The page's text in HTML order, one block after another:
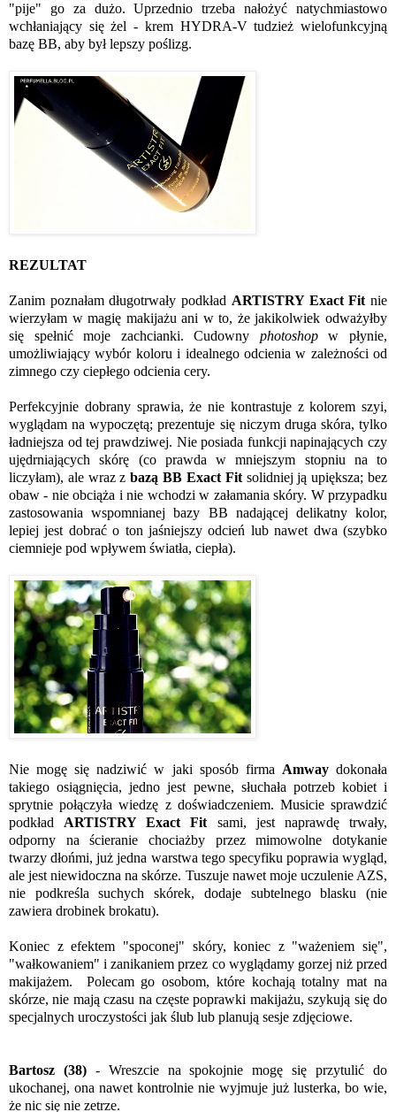
"pije" go za dużo. Uprzednio trzeba nałożyć natychmiastowo
wchłaniający się żel - krem HYDRA-V tudzież wielofunkcyjną
bazę BB, aby był lepszy poślizg.
REZULTAT
Zanim poznałam długotrwały podkład ARTISTRY Exact Fit nie
wierzyłam w magię makijażu ani w to, że jakikolwiek odważyłby
się spełnić moje zachcianki. Cudowny photoshopw płynie,
umożliwiający wybór koloru i idealnego odcienia w zależności od
zimnego czy ciepłego odcienia cery.
Perfekcyjnie dobrany sprawia, że nie kontrastuje z kolorem szyi,
wyglądam na wypoczętą; prezentuje się niczym druga skóra, tylko
ładniejsza od tej prawdziwej. Nie posiada funkcji napinających czy
ujędrniających skórę (co prawda w mniejszym stopniu na to
liczyłam), ale wraz z bazą BB Exact Fitsolidniej ją upiększa; bez
obaw - nie obciąża i nie wchodzi w załamania skóry. W przypadku
zastosowania wspomnianej bazy BB nadającej delikatny kolor,
lepiej jest dobrać o ton jaśniejszy odcień lub nawet dwa (szybko
ciemnieje pod wpływem światła, ciepła).
Nie mogę się nadziwić w jaki sposób firma Amwaydokonała
takiego osiągnięcia, jedno jest pewne, słuchała potrzeb kobiet i
sprytnie połączyła wiedzę z doświadczeniem. Musicie sprawdzić
podkład ARTISTRY Exact Fit sami, jest naprawdę trwały,
odporny na ścieranie chociażby przez mimowolne dotykanie
twarzy dłońmi, już jedna warstwa tego specyfiku poprawia wygląd,
ale jest niewidoczna na skórze. Tuszuje nawet moje uczulenie AZS,
nie podkreśla suchych skórek, dodaje subtelnego blasku (nie
zawiera drobinek brokatu).
Koniec z efektem "spoconej" skóry, koniec z "ważeniem się",
"wałkowaniem" i zanikaniem przez co wyglądamy gorzej niż przed
makijażem. Polecam go osobom, które kochają totalny mat na
skórze, nie mają czasu na częste poprawki makijażu, szykują się do
specjalnych uroczystości jak ślub lub planują sesje zdjęciowe.
Bartosz (38)- Wreszcie na spokojnie mogę się przytulić do
ukochanej, ona nawet kontrolnie nie wyjmuje już lusterka, bo wie,
że nic się nie zetrze.